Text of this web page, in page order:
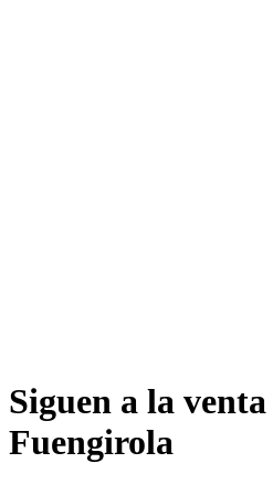
Siguen a la
Fuengirola